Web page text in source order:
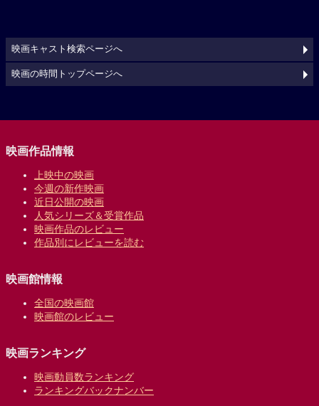
映画キャスト検索ページへ
映画の時間トップページへ
映画作品情報
上映中の映画
今週の新作映画
近日公開の映画
人気シリーズ＆受賞作品
映画作品のレビュー
作品別にレビューを読む
映画館情報
全国の映画館
映画館のレビュー
映画ランキング
映画動員数ランキング
ランキングバックナンバー